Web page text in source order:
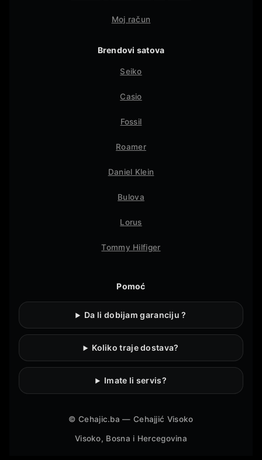
Moj račun
Brendovi satova
Seiko
Casio
Fossil
Roamer
Daniel Klein
Bulova
Lorus
Tommy Hilfiger
Pomoć
Da li dobijam garanciju ?
Koliko traje dostava?
Imate li servis?
©Cehajic.ba — Cehajjić Visoko
Visoko, Bosna i Hercegovina